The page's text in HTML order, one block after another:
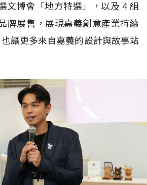
文博會「地方特選」，以及 4 組
牌展售，展現嘉義創意產業持續
讓更多來自嘉義的設計與故事站